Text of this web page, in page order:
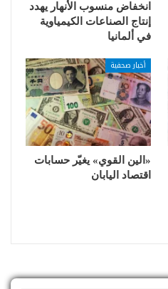
انخفاض منسوب الأنهار يهدد
إنتاج الصناعات الكيمياوية
في ألمانيا
أخبار صحفية
«الين القوي» يغيّر حسابات
اقتصاد اليابان